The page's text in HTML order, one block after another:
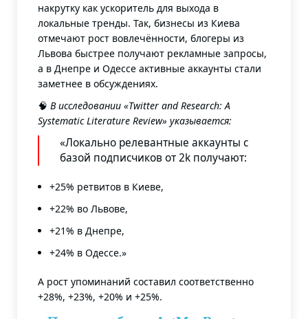
накрутку как ускоритель для выхода в
локальные тренды. Так, бизнесы из Киева
отмечают рост вовлечённости, блогеры из
Львова быстрее получают рекламные запросы,
а в Днепре и Одессе активные аккаунты стали
заметнее в обсуждениях.
🧠 В исследовании «Twitter and Research: A
Systematic Literature Review» указывается:
«Локально релевантные аккаунты с
базой подписчиков от 2k получают:
+25% ретвитов в Киеве,
+22% во Львове,
+21% в Днепре,
+24% в Одессе.»
А рост упоминаний составил соответственно
+28%, +23%, +20% и +25%.